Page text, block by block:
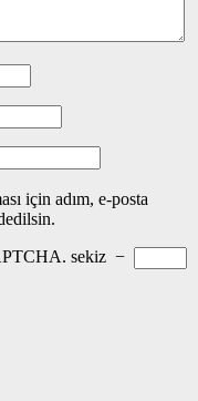
için adım, e-posta
sekiz −